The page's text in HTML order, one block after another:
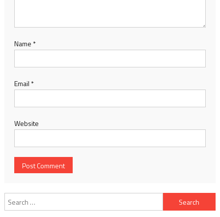
Name *
Email *
Website
Search
for: